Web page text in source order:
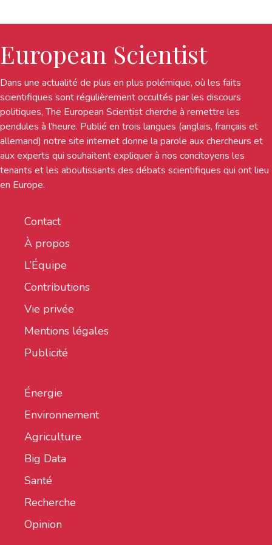
European Scientist
Dans une actualité de plus en plus polémique, où les faits
scientifiques sont régulièrement occultés par les discours
politiques, The European Scientist cherche à remettre les
pendules à l’heure. Publié en trois langues (anglais, français et
allemand) notre site internet donne la parole aux chercheurs et
aux experts qui souhaitent expliquer à nos concitoyens les
tenants et les aboutissants des débats scientifiques qui ont lieu
en Europe.
Contact
À propos
L’Équipe
Contributions
Vie privée
Mentions légales
Publicité
Énergie
Environnement
Agriculture
Big Data
Santé
Recherche
Opinion